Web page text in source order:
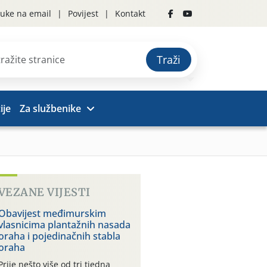
na email Povijest Kontakt
Traži
Za službenike
VIJESTI
međimurskim
plantažnih nasada
i pojedinačnih stabla
nešto više od tri tjedna